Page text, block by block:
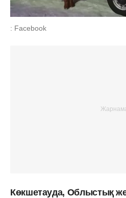
: Facebook
Көкшетауда, Облыстық